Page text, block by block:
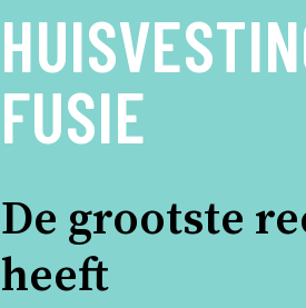
FUSIE
De grootste
heeft